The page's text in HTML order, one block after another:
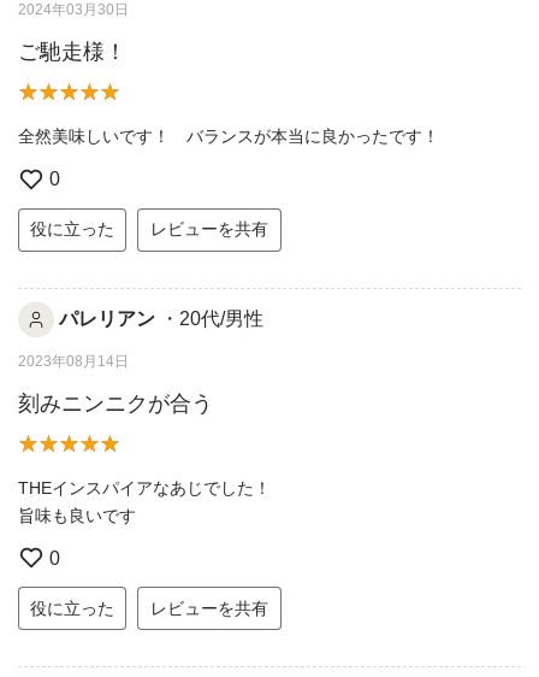
2024年03月30日
ご馳走様！
全然美味しいです！ バランスが本当に良かったです！
0
役に立った レビューを共有
パレリアン ・20代/男性
2023年08月14日
刻みニンニクが合う
THEインスパイアなあじでした！
旨味も良いです
0
役に立った レビューを共有